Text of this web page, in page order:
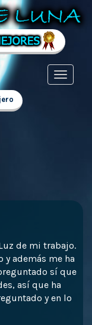
de mi trabajo.
y además me ha
sí que
así que ha
y en lo